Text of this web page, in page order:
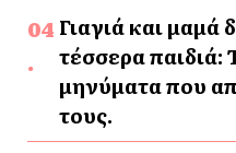
Γιαγιά και
τέσσερα παιδιά:
μηνύματα που
τους.